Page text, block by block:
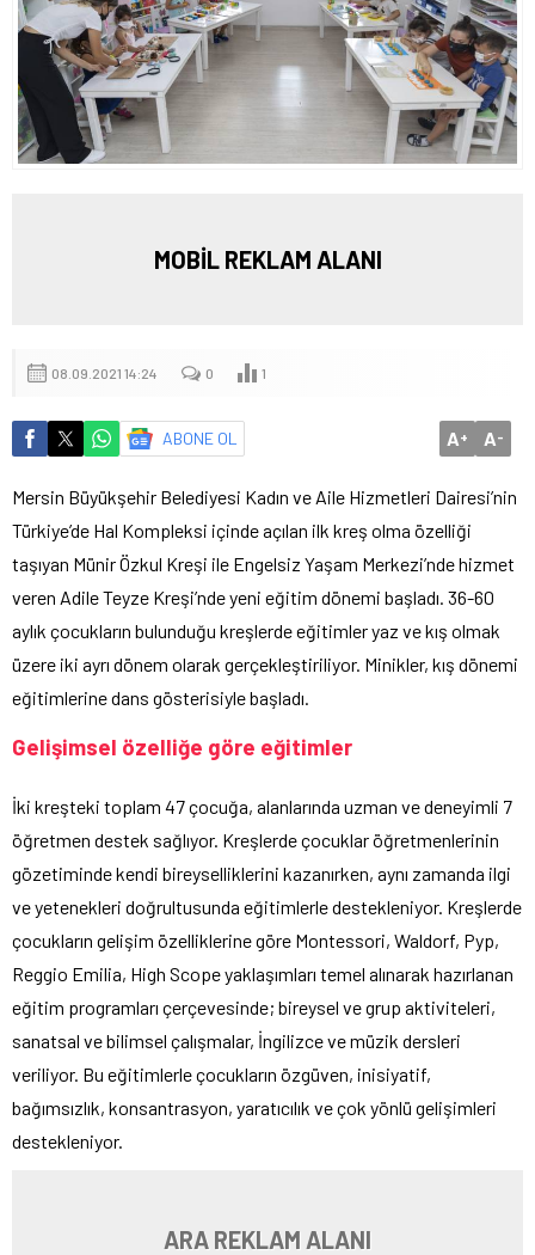
MOBİL REKLAM ALANI
08.09.2021 14:24 0 1
ABONE OL A+ A-
Mersin Büyükşehir Belediyesi Kadın ve Aile Hizmetleri Dairesi’nin
Türkiye’de Hal Kompleksi içinde açılan ilk kreş olma özelliği
taşıyan Münir Özkul Kreşi ile Engelsiz Yaşam Merkezi’nde hizmet
veren Adile Teyze Kreşi’nde yeni eğitim dönemi başladı. 36-60
aylık çocukların bulunduğu kreşlerde eğitimler yaz ve kış olmak
üzere iki ayrı dönem olarak gerçekleştiriliyor. Minikler, kış dönemi
eğitimlerine dans gösterisiyle başladı.
Gelişimsel özelliğe göre eğitimler
İki kreşteki toplam 47 çocuğa, alanlarında uzman ve deneyimli 7
öğretmen destek sağlıyor. Kreşlerde çocuklar öğretmenlerinin
gözetiminde kendi bireyselliklerini kazanırken, aynı zamanda ilgi
ve yetenekleri doğrultusunda eğitimlerle destekleniyor. Kreşlerde
çocukların gelişim özelliklerine göre Montessori, Waldorf, Pyp,
Reggio Emilia, High Scope yaklaşımları temel alınarak hazırlanan
eğitim programları çerçevesinde; bireysel ve grup aktiviteleri,
sanatsal ve bilimsel çalışmalar, İngilizce ve müzik dersleri
veriliyor. Bu eğitimlerle çocukların özgüven, inisiyatif,
bağımsızlık, konsantrasyon, yaratıcılık ve çok yönlü gelişimleri
destekleniyor.
ARA REKLAM ALANI